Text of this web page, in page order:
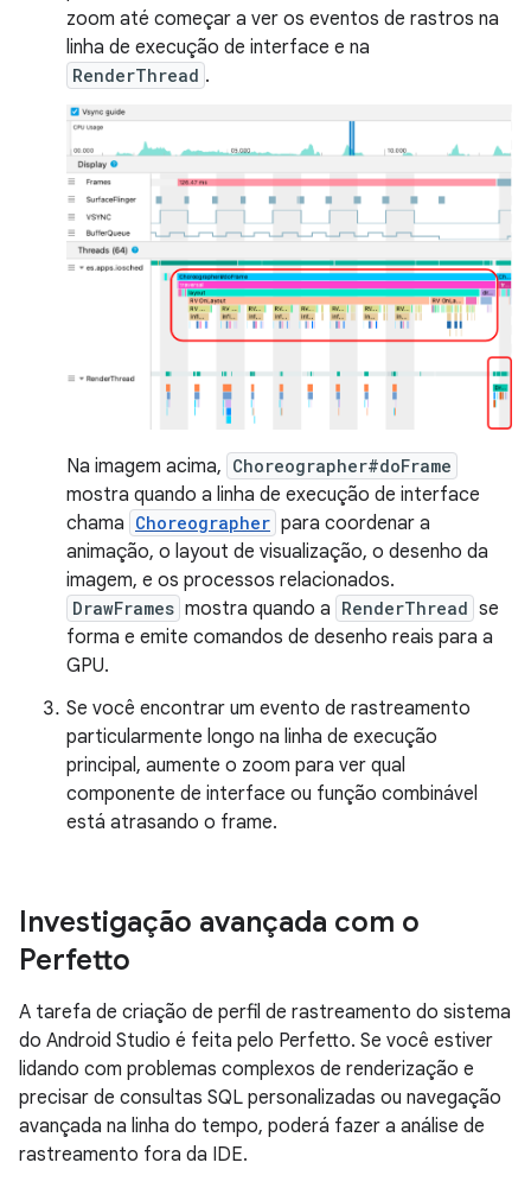
zoom até começar a ver os eventos de rastros na
linha de execução de interface e na
RenderThread .
Na imagem acima, Choreographer#doFrame
mostra quando a linha de execução de interface
chama Choreographer para coordenar a
animação, o layout de visualização, o desenho da
imagem, e os processos relacionados.
DrawFrames mostra quando a RenderThread se
forma e emite comandos de desenho reais para a
GPU.
Se você encontrar um evento de rastreamento
particularmente longo na linha de execução
principal, aumente o zoom para ver qual
componente de interface ou função combinável
está atrasando o frame.
Investigação avançada com o
Perfetto
A tarefa de criação de perfil de rastreamento do sistema
do Android Studio é feita pelo Perfetto. Se você estiver
lidando com problemas complexos de renderização e
precisar de consultas SQL personalizadas ou navegação
avançada na linha do tempo, poderá fazer a análise de
rastreamento fora da IDE.